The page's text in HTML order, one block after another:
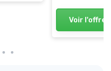
Voir l'offre